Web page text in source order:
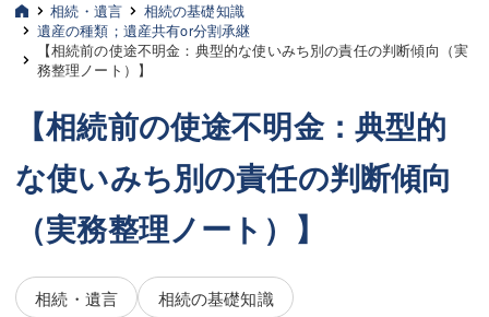
弁護士紹介
三平 聡史
酒井 博之
坂本 陽一
桶川 聡
吉元 優仁
弁護士紹介
三平 聡史
酒井 博之
坂本 陽一
桶川 聡
吉元 優仁
相続・遺言
相続の基礎知識
遺産の種類；遺産共有or分割承継
【相続前の使途不明金：典型的な使いみち別の責任の判断傾向（実
務整理ノート）】
【相続前の使途不明金：典型的
な使いみち別の責任の判断傾向
（実務整理ノート）】
相続・遺言
相続の基礎知識